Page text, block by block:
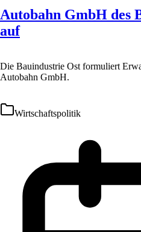
Autobahn GmbH des
auf
Die Bauindustrie Ost formuliert
Autobahn GmbH.
Wirtschaftspolitik